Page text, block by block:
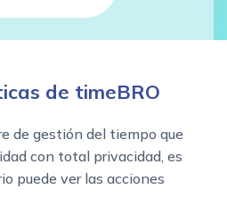
de timeBRO
de gestión del tiempo que
con total privacidad, es
puede ver las acciones